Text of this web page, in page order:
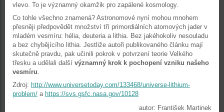
vlevo. To je významný okamžik pro zapálené kosmology.
Co tohle všechno znamená? Astronomové nyní mohou mnohem
přesněji předpovědět množství tří primordiálních atomových jader v
mladém vesmíru: hélia, deuteria a lithia. Bez jakéhokoliv nesouladu
a bez chybějícího lithia. Jestliže autoři publikovaného článku mají
skutečně pravdu, pak učinili pokrok v potvrzení teorie Velkého
třesku a udělali další významný krok k pochopení vzniku našeho
vesmíru.
Zdroj: http://www.universetoday.com/133468/universe-lithium-
problem/ a https://svs.gsfc.nasa.gov/10128
autor: František Martinek